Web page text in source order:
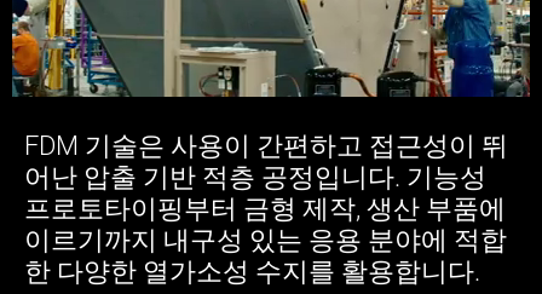
FDM 기술은 사용이 간편하고 접근성이 뛰
어난 압출 기반 적층 공정입니다. 기능성
프로토타이핑부터 금형 제작, 생산 부품에
이르기까지 내구성 있는 응용 분야에 적합
한 다양한 열가소성 수지를 활용합니다.